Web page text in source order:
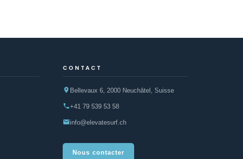
CONTACT
Bellevaux 6, 2000 Neuchâtel, Suisse
+41 79 539 53 58
info@elevatesurf.ch
Nous contacter